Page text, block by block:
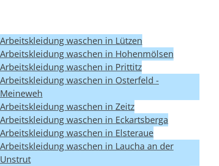
Arbeitskleidung waschen in Lützen
Arbeitskleidung waschen in Hohenmölsen
Arbeitskleidung waschen in Prittitz
Arbeitskleidung waschen in Osterfeld -
Meineweh
Arbeitskleidung waschen in Zeitz
Arbeitskleidung waschen in Eckartsberga
Arbeitskleidung waschen in Elsteraue
Arbeitskleidung waschen in Laucha an der
Unstrut